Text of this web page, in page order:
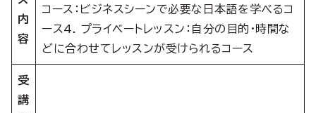
内
容
コース：ビジネスシーンで必要な日本語を学べるコ
ース4. プライベートレッスン：自分の目的・時間な
どに合わせてレッスンが受けられるコース
受
講